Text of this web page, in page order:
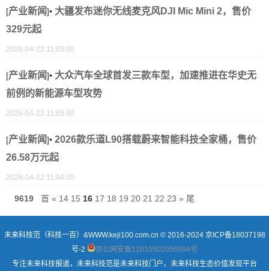
[产业新闻]• 大疆发布迷你无线麦克风DJI Mic Mini 2，售价
329元起
2026-04-22 11:05:00
[产业新闻]• 大众汽车全球首发三款车型，加速推进在华史无
前例的新能源车型攻势
2026-04-22 11:05:00
[产业新闻]• 2026款乐道L90搭载蔚来智能科技全家桶，售价
26.58万元起
2026-04-22 11:04:00
9619 首 « 14 15 16 17 18 19 20 21 22 23 » 尾
未来科技范（科技一百）&WWW.keji100.com.cn © 2016-2024 京ICP备18037198
号-2
京公网安备11010502056994号
专注未来科技报道，未来科技范是未来科技门户，未来科技生态价值发现平台